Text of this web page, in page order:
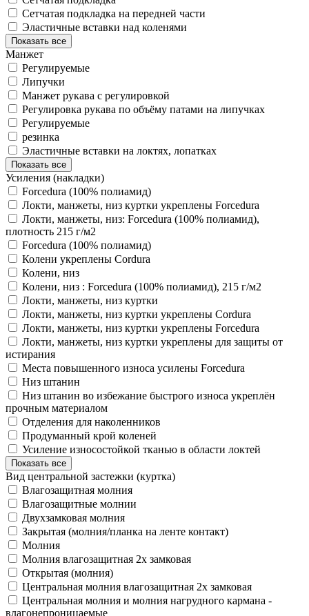
Сетчатая подкладка на передней части
Эластичные вставки над коленями
Показать все
Манжет
Регулируемые
Липучки
Манжет рукава с регулировкой
Регулировка рукава по объёму патами на липучках
Регулируемые
резинка
Эластичные вставки на локтях, лопатках
Показать все
Усиления (накладки)
Forcedura (100% полиамид)
Локти, манжеты, низ куртки укреплены Forcedura
Локти, манжеты, низ: Forcedura (100% полиамид),
плотность 215 г/м2
Forcedura (100% полиамид)
Колени укреплены Cordura
Колени, низ
Колени, низ : Forcedura (100% полиамид), 215 г/м2
Локти, манжеты, низ куртки
Локти, манжеты, низ куртки укреплены Cordura
Локти, манжеты, низ куртки укреплены Forcedura
Локти, манжеты, низ куртки укреплены для защиты от
истирания
Места повышенного износа усилены Forcedura
Низ штанин
Низ штанин во избежание быстрого износа укреплён
прочным материалом
Отделения для наколенников
Продуманный крой коленей
Усиление износостойкой тканью в области локтей
Показать все
Вид центральной застежки (куртка)
Влагозащитная молния
Влагозащитные молнии
Двухзамковая молния
Закрытая (молния/планка на ленте контакт)
Молния
Молния влагозащитная 2х замковая
Открытая (молния)
Центральная молния влагозащитная 2х замковая
Центральная молния и молния нагрудного кармана -
влагонепроницаемые